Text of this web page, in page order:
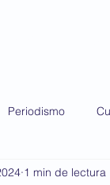
Periodismo
1 min de lectura